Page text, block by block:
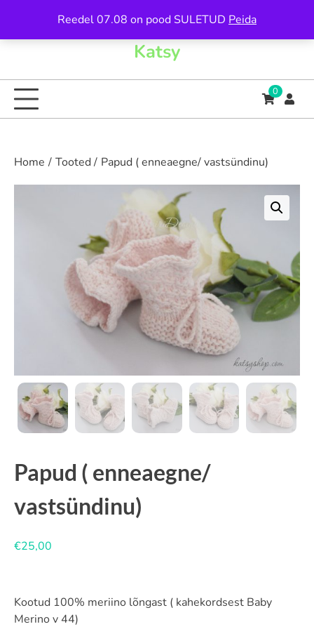
Reedel 07.08 on pood SULETUD Peida
content
Katsy
0
Home Tooted Papud ( enneaegne/ vastsündinu)
Papud ( enneaegne/
vastsündinu)
€25,00
Kootud 100% meriino lõngast ( kahekordsest Baby
Merino v 44)